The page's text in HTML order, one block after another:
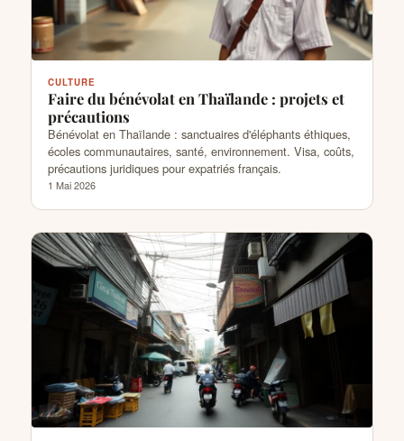
CULTURE
Faire du bénévolat en Thaïlande : projets et
précautions
Bénévolat en Thaïlande : sanctuaires d'éléphants éthiques,
écoles communautaires, santé, environnement. Visa, coûts,
précautions juridiques pour expatriés français.
1 Mai 2026